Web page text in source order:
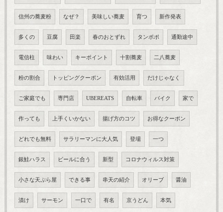
信州の蕎麦粉 なぜ？ 美味しい蕎麦 育つ 新作発表
多くの 豆腐 田楽 春のおとずれ タンポポ 通勤途中
電信柱 味わい キーポイント 十割蕎麦 二八蕎麦
粉の割合 トッピングクーポン 有効活用 だけじゃなく
ご家庭でも 専門店 UBEREATS 自転車 バイク 家で
作っても 上手くいかない 揚げ方のコツ お得なクーポン
どれでも無料 サラリーマンに大人気 登場 一つ
銀鮭ハラス ビールに合う 新型 コロナウィルス対策
小さな天ぷら屋 できる事 串天の紹介 オリーブ 醤油
漬け サーモン 一口で 有名 京うどん 本気